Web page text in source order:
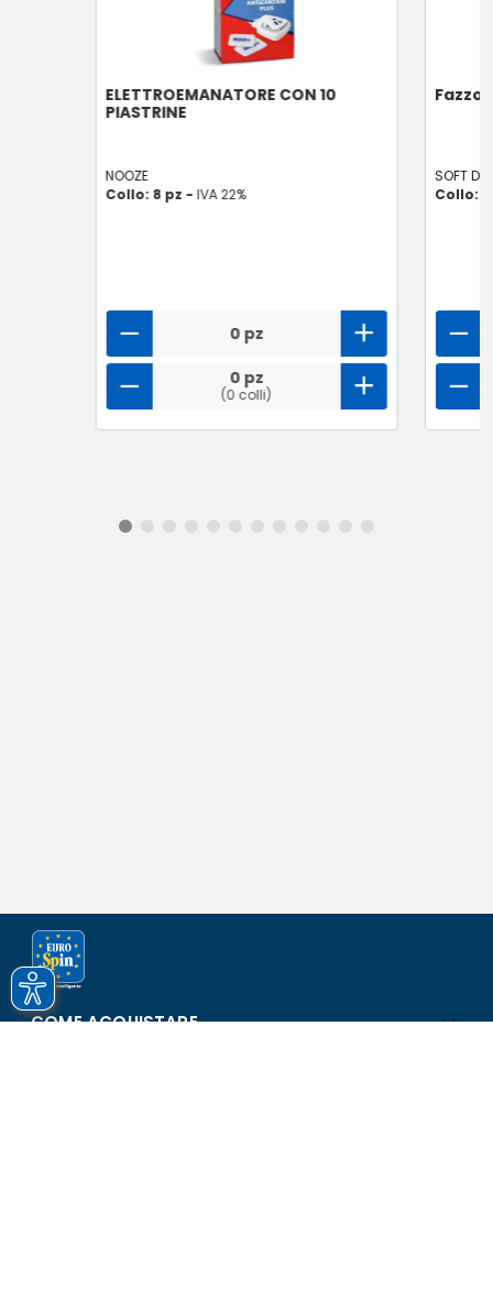
ELETTROEMANATORE CON 10
PIASTRINE
NOOZE
Collo: 8 pz - IVA 22%
0 pz
0 pz
(0 colli)
SOFT
Collo:
COME ACQUISTARE